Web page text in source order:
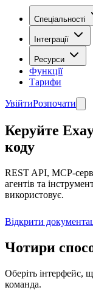
Спеціальності
Інтеграції
Ресурси
Функції
Тарифи
УвійтиРозпочати
Керуйте
коду
REST API, MCP-
агентів та
використовує.
Відкрити
Чотири
Оберіть інтерфейс,
команда.